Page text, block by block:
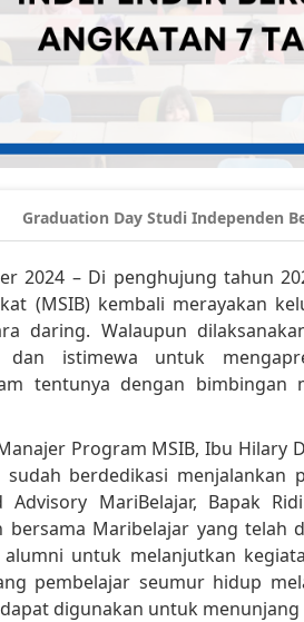
Graduation Day Studi Independen
2024 – Di penghujung tahun
(MSIB) kembali merayakan
daring. Walaupun
dan istimewa untuk
tentunya dengan bimbingan
Program MSIB, Ibu Hilary
berdedikasi menjalankan
Advisory MariBelajar, Bapak
bersama Maribelajar yang
untuk melanjutkan
pembelajar seumur hidup
digunakan untuk